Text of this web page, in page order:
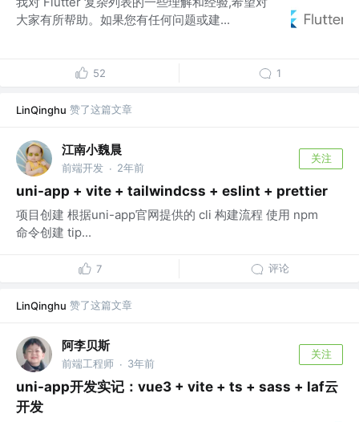
大家有所帮助。如果您有任何问题或建...
52 1
LinQinghu 赞了这篇文章
江南小魏晨
前端开发 · 2年前
关注
uni-app + vite + tailwindcss + eslint + prettier
项目创建 根据uni-app官网提供的 cli 构建流程 使用 npm
命令创建 tip...
7 评论
LinQinghu 赞了这篇文章
阿李贝斯
前端工程师 · 3年前
关注
uni-app开发实记：vue3 + vite + ts + sass + laf云
开发